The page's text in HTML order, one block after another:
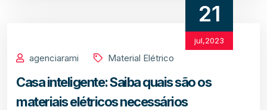
21
jul,2023
agenciarami Material Elétrico
Casa inteligente: Saiba quais são os
materiais elétricos necessários